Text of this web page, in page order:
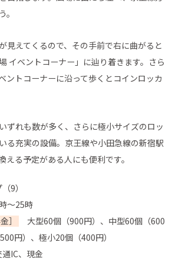
見えてくるので、その手前で右に曲がると
イベントコーナー」に辿り着きます。さら
ントコーナーに沿って歩くとコインロッカ
ずれも数が多く、さらに極小サイズのロッ
る充実の設備。京王線や小田急線の新宿駅
える予定がある人にも便利です。
9）
～25時
］
大型60個（900円）、中型60個（600
円）、極小20個（400円）
通IC、現金